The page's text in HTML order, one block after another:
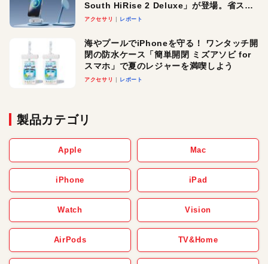
South HiRise 2 Deluxe」が登場。省スペ
ースでおしゃれに充電したい人にオスス
アクセサリ レポート
海やプールでiPhoneを守る！ ワンタッチ開
閉の防水ケース「簡単開閉 ミズアソビ for
スマホ」で夏のレジャーを満喫しよう
アクセサリ レポート
製品カテゴリ
Apple Mac
iPhone iPad
Watch Vision
AirPods TV&Home